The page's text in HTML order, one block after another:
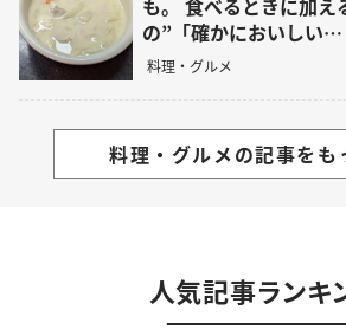
の”「確かにおいしい…
料理・グルメ
料理・グルメの記事をも
人気記事ランキ